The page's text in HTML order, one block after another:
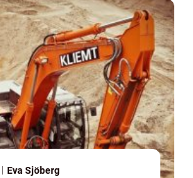
Eva Sjöberg